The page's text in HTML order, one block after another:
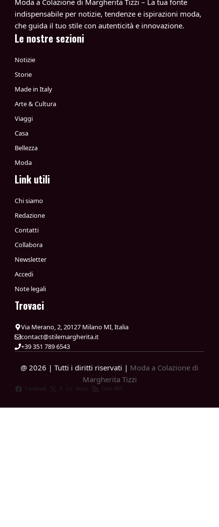
Moda a Colazione di Margherita Tizzi – La tua fonte
indispensabile per notizie, tendenze e ispirazioni moda,
che guida il tuo stile con autenticità e innovazione.
Le nostre sezioni
Notizie
Storie
Made in Italy
Arte & Cultura
Viaggi
Casa
Bellezza
Moda
Link utili
Chi siamo
Redazione
Contatti
Collabora
Newsletter
Accedi
Note legali
Trovaci
Via Merano, 2, 20127 Milano MI, Italia
contact@stilemargherita.it
+39 351 789 6543
@ 2026 | Tutti i diritti riservati | Moda a Colazione di
Margherita Tizzi
Facebook X News Feed RSS